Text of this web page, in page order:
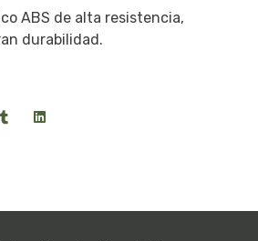
ABS de alta resistencia,
durabilidad.